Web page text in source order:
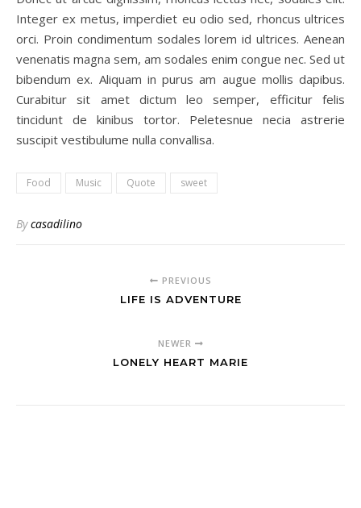
Integer ex metus, imperdiet eu odio sed, rhoncus ultrices
orci. Proin condimentum sodales lorem id ultrices. Aenean
venenatis magna sem, am sodales enim congue nec. Sed ut
bibendum ex. Aliquam in purus am augue mollis dapibus.
Curabitur sit amet dictum leo semper, efficitur felis
tincidunt de kinibus tortor. Peletesnue necia astrerie
suscipit vestibulume nulla convallisa.
Food Music Quote sweet
Bycasadilino
PREVIOUS
LIFE IS ADVENTURE
NEWER
LONELY HEART MARIE